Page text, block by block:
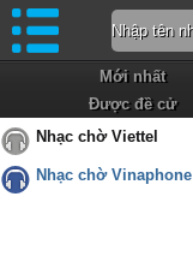
Mới nhất
Được đề cử
Nhạc chờ Viettel
Nhạc chờ Vinaphone